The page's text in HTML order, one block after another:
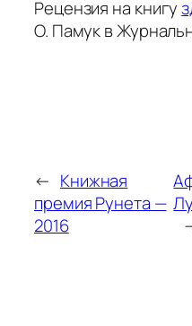
Рецензия на книгу
О. Памук в
← Книжная
премия Рунета —
2016